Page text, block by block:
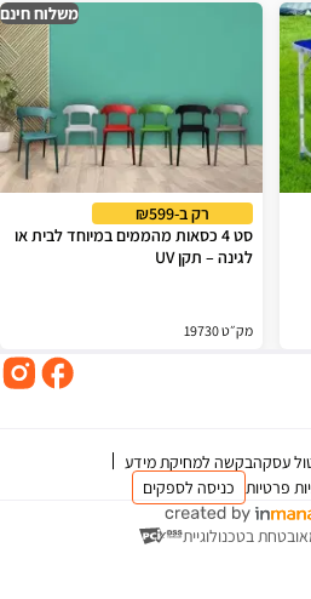
משלוח חינם
רק ב-₪599
סט 4 כסאות מהממים במיוחד לבית או
לגינה – תקן UV
מק״ט 19730
עסקהבקשה למחיקת מידע
פרטיות כניסה לספקים
בטכנולוגיית